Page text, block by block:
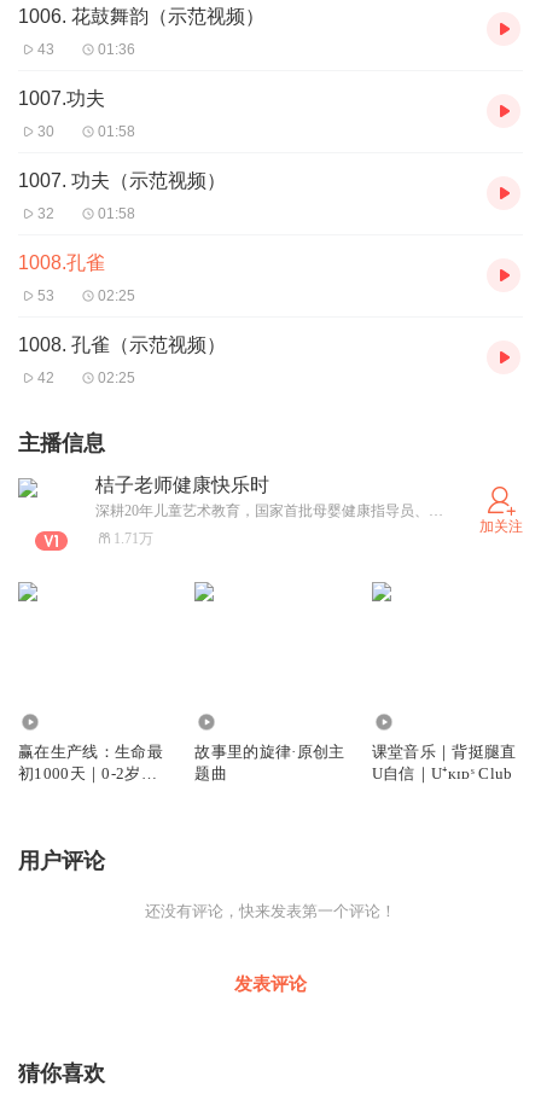
1006. 花鼓舞韵（示范视频）
43 01:36
1007.功夫
30 01:58
1007. 功夫（示范视频）
32 01:58
1008.孔雀
53 02:25
1008. 孔雀（示范视频）
42 02:25
主播信息
桔子老师健康快乐时
深耕20年儿童艺术教育，国家首批母婴健康指导员、高级家庭教育讲师、儿童心理成长指导师、公共营养师。 听书+健康+家庭+教育 =您家庭的专属成长陪伴师！一起探索健康生活的秘诀，收获家庭成长的暖心故事。
1.71万
加关注
赢在生产线：生命最
初1000天｜0-2岁母
故事里的旋律·原创主
题曲
课堂音乐｜背挺腿直
U自信｜U⁺ᴋɪᴅˢ Club
用户评论
还没有评论，快来发表第一个评论！
发表评论
猜你喜欢